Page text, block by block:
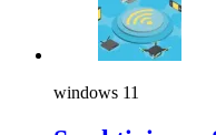
windows 11